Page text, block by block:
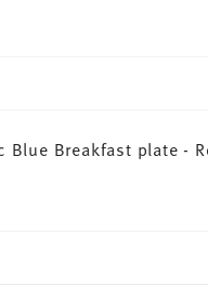
Blue Breakfast plate -